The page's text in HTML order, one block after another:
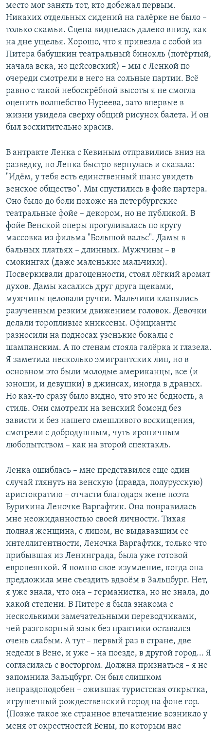
место мог занять тот, кто добежал первым.
Никаких отдельных сидений на галёрке не было –
только скамьи. Сцена виднелась далеко внизу, как
на дне ущелья. Хорошо, что я привезла с собой из
Питера бабушкин театральный бинокль (потёртый,
начала века, но цейсовский) – мы с Ленкой по
очереди смотрели в него на сольные партии. Всё
равно с такой небоскрёбной высоты я не смогла
оценить волшебство Нуреева, зато впервые в
жизни увидела сверху общий рисунок балета. И он
был восхитительно красив.
В антракте Ленка с Кевиным отправились вниз на
разведку, но Ленка быстро вернулась и сказала:
"Идём, у тебя есть единственный шанс увидеть
венское общество". Мы спустились в фойе партера.
Оно было до боли похоже на петербургские
театральные фойе – декором, но не публикой. В
фойе Венской оперы прогуливалась по кругу
массовка из фильма "Большой вальс". Дамы в
бальных платьях – длинных. Мужчины – в
смокингах (даже маленькие мальчики).
Посверкивали драгоценности, стоял лёгкий аромат
духов. Дамы касались друг друга щеками,
мужчины целовали ручки. Мальчики кланялись
разученным резким движением головок. Девочки
делали торопливые книксены. Официанты
разносили на подносах узенькие бокалы с
шампанским. А по стенам стояла галёрка и глазела.
Я заметила несколько эмигрантских лиц, но в
основном это были молодые американцы, все (и
юноши, и девушки) в джинсах, иногда в драных.
Но как-то сразу было видно, что это не бедность, а
стиль. Они смотрели на венский бомонд без
зависти и без нашего смешливого восхищения,
смотрели с добродушным, чуть ироничным
любопытством – как на второй спектакль.
Ленка ошиблась – мне представился еще один
случай глянуть на венскую (правда, полурусскую)
аристократию – отчасти благодаря жене поэта
Бурихина Леночке Варгафтик. Она понравилась
мне неожиданностью своей личности. Тихая
полная женщина, с лицом, не выдававшим ее
интеллигентности, Леночка Варгафтик, только что
прибывшая из Ленинграда, была уже готовой
европеянкой. Я помню свое изумление, когда она
предложила мне съездить вдвоём в Зальцбург. Нет,
я уже знала, что она – германистка, но не знала, до
какой степени. В Питере я была знакома с
несколькими замечательными переводчиками,
чей разговорный язык без практики оставался
очень слабым. А тут – первый раз в стране, две
недели в Вене, и уже – на поезде, в другой город... Я
согласилась с восторгом. Должна признаться – я не
запомнила Зальцбург. Он был слишком
неправдоподобен – ожившая туристская открытка,
игрушечный рождественский город на фоне гор.
(Позже такое же странное впечатление возникло у
меня от окрестностей Вены, по которым нас